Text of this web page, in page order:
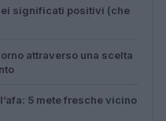
significati positivi (che
attraverso una scelta
5 mete fresche vicino